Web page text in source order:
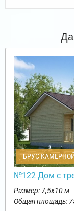
БРУС
№122 Дом с
Размер: 7,5х10 м
Общая площадь: